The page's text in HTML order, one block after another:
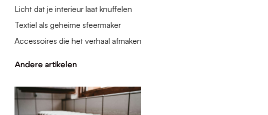
Licht dat je interieur laat knuffelen
Textiel als geheime sfeermaker
Accessoires die het verhaal afmaken
Andere artikelen